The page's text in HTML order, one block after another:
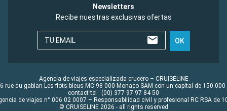
Newsletters
Recibe nuestras exclusivas ofertas
TU EMAIL OK
Agencia de viajes especializada crucero – CRUISELINE
rue du gabian Les flots bleus MC 98 000 Monaco SAM con un capital de 150 000
contact tel : (00) 377 97 97 84 50
de viajes n° 006 02 0007 – Responsabilidad civil y profesional RC RSA de
© CRUISELINE 2026 - all rights reserved